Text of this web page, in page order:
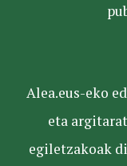
Alea.eus-eko
eta
egiletzakoak